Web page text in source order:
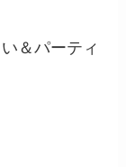
＆パーティ